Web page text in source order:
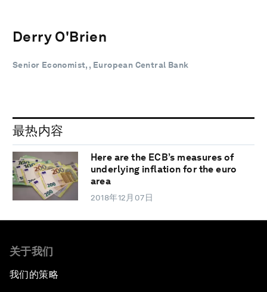
Derry O'Brien
Senior Economist, , European Central Bank
最热内容
Here are the ECB’s measures of
underlying inflation for the euro
area
2018年12月07日
关于我们
我们的策略